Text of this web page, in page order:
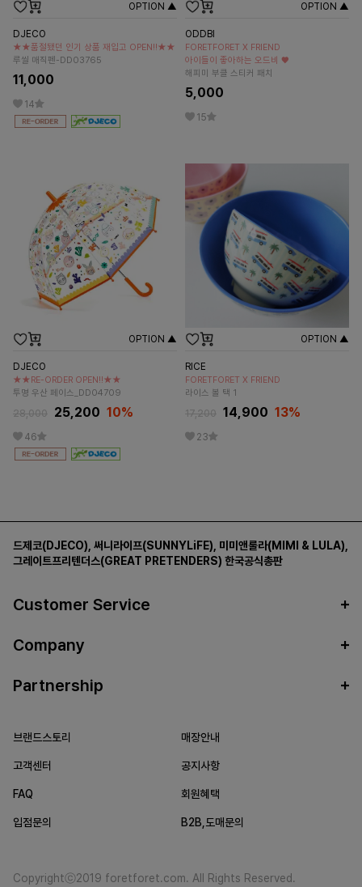
OPTION ▲
DJECO
★★품절됐던 인기 상품 재입고 OPEN!!★★
루씰 매직펜-DD03765
11,000
14
OPTION ▲
ODDBI
FORETFORET X FRIEND
아이들이 좋아하는 오드비 ♥
해피미 부클 스티커 패치
5,000
15
OPTION ▲
DJECO
★★RE-ORDER OPEN!!★★
투명 우산 페이스_DD04709
28,000 25,200 10%
46
OPTION ▲
RICE
FORETFORET X FRIEND
라이스 볼 택 1
17,200 14,900 13%
23
드제코(DJECO) 써니라이프(SUNNYLiFE) 미미앤룰라(MIMI & LULA)
그레이트프리텐더스(GREAT PRETENDERS) 한국공식총판
Customer Service
Company
Partnership
브랜드스토리 매장안내
고객센터 공지사항
FAQ 회원혜택
입점문의 B2B,도매문의
Copyrightⓒ2019 foretforet.com. All Rights Reserved.